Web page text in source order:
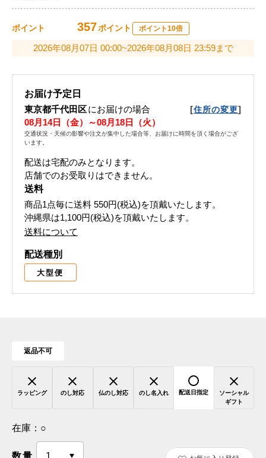
ポイント 357ポイント ポイント10倍
2026年08月07日 00:00~2026年08月08日 23:59まで
お届け予定日
東京都千代田区にお届けの場合 [住所の変更]
08月14日（金）～08月18日（火）
交通状況・天候の影響や注文が集中した場合等、お届けに時間を頂く場合がござ
います。
配送は宅配のみとなります。
店舗でのお受取りはできません。
送料
商品1点毎に送料 550円(税込)を頂戴いたします。
沖縄県は1,100円(税込)を頂戴いたします。
送料について
配送種別
大型便
返品不可
ラッピング のし対応 仏のし対応 のし名入れ 配送日指定
ソーシャル
ギフト
在庫： ○
数量